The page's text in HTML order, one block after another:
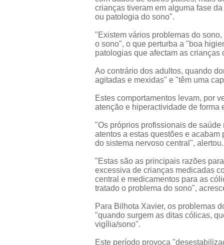
crianças tiveram em alguma fase
ou patologia do sono".
"Existem vários problemas do
o sono", o que perturba a "boa
patologias que afectam as
Ao contrário dos adultos, quando
agitadas e mexidas" e "têm uma
Estes comportamentos levam, por
atenção e hiperactividade de forma
"Os próprios profissionais de
atentos a estas questões e
do sistema nervoso central", alertou.
"Estas são as principais razões
excessiva de crianças medicadas
central e medicamentos para as
tratado o problema do sono",
Para Bilhota Xavier, os problemas
"quando surgem as ditas cólicas,
vigília/sono".
Este período provoca